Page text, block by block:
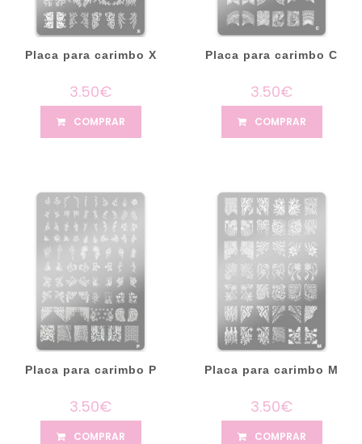
Placa para carimbo X
3.50€
COMPRAR
Placa para carimbo C
3.50€
COMPRAR
Placa para carimbo P
3.50€
COMPRAR
Placa para carimbo M
3.50€
COMPRAR